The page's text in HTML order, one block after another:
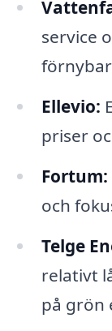
service
Ellevio:
priser
Fortum:
och
Telge
relativt
på grön